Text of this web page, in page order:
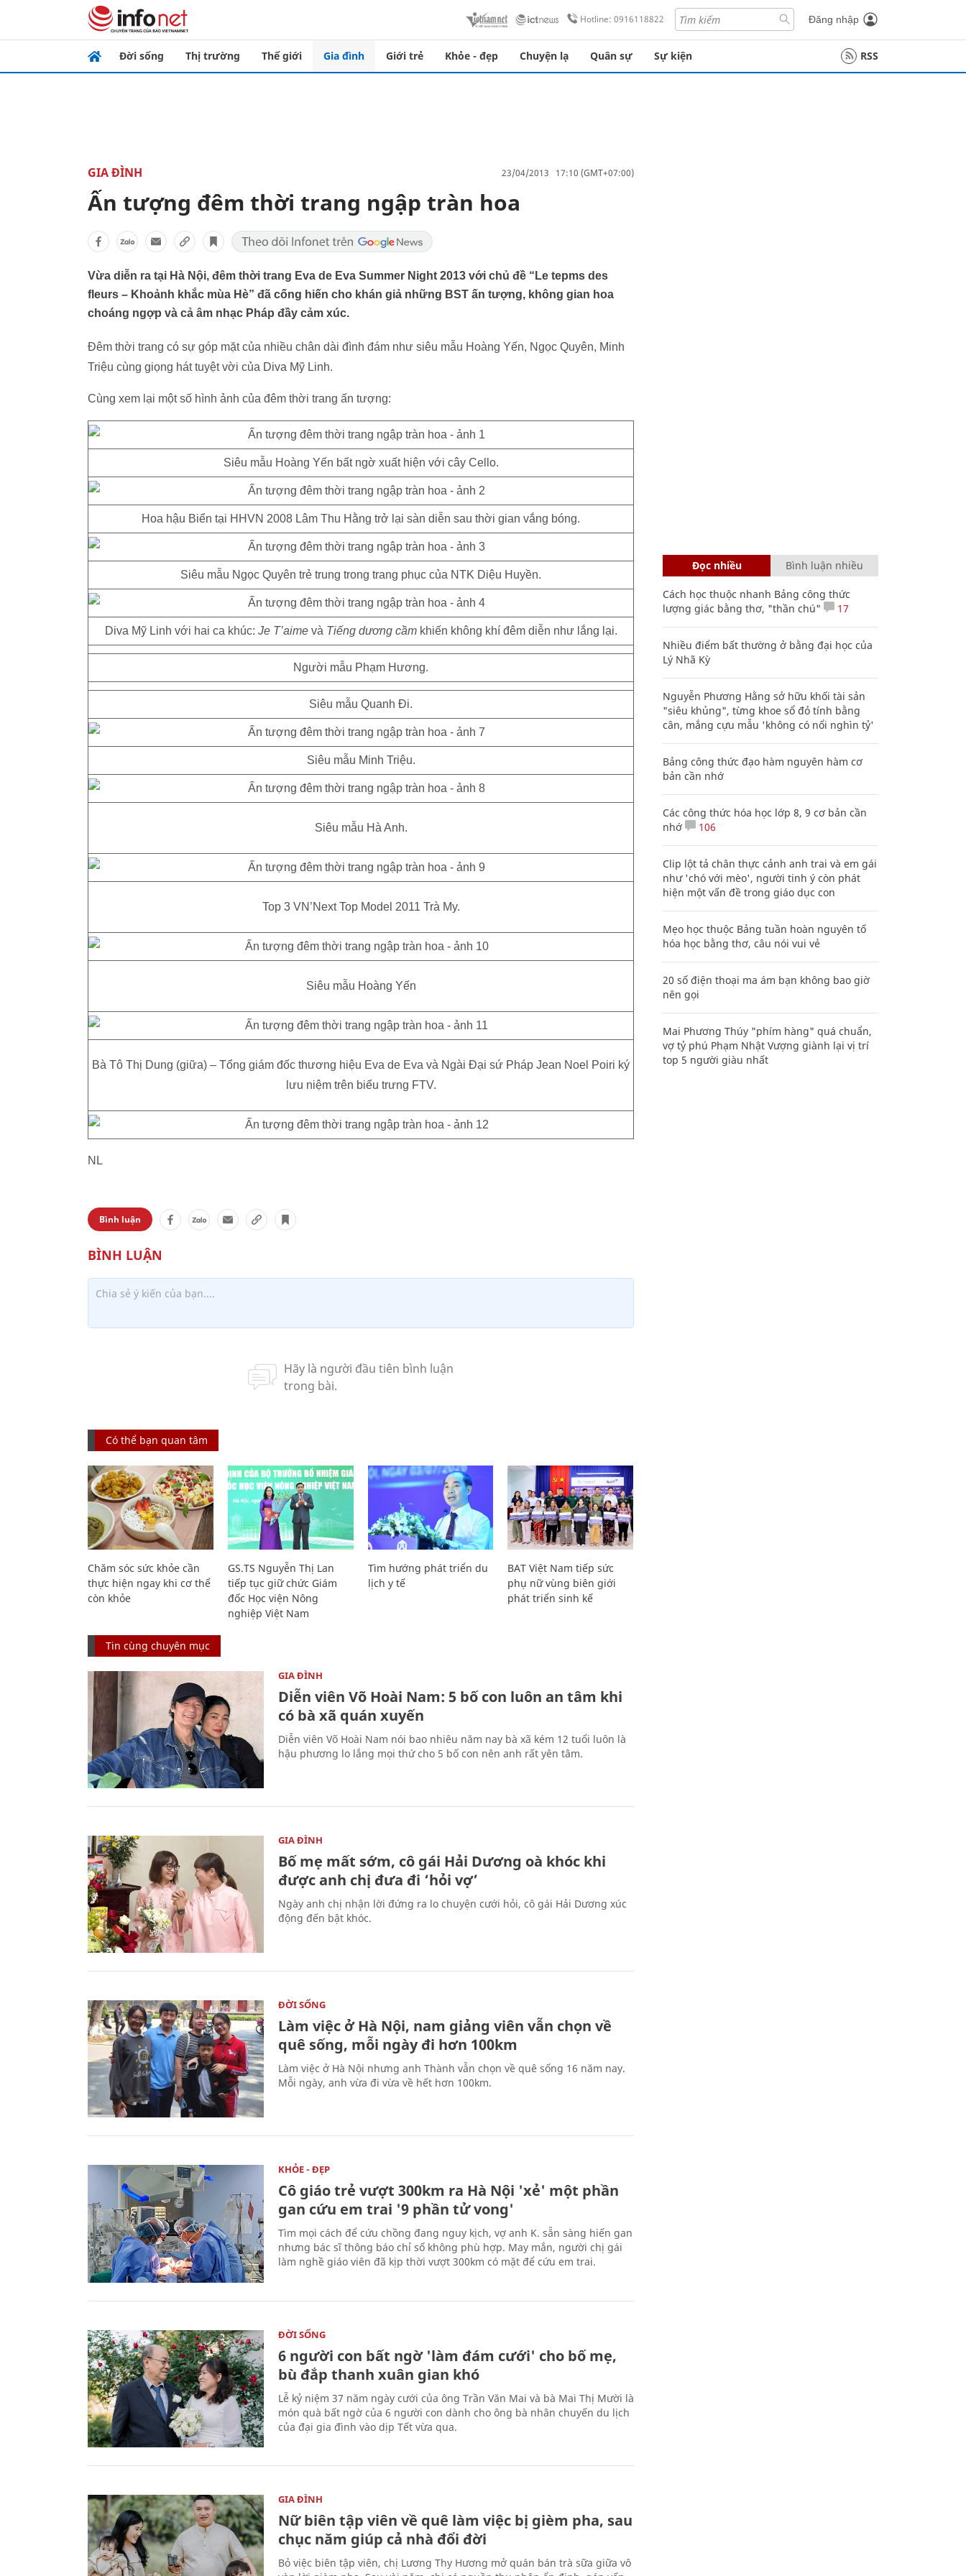
Hotline: 0916118822 Đăng nhập
Đời sống Thị trường Thế giới Gia đình Giới trẻ Khỏe - đẹp Chuyện lạ Quân sự Sự kiện RSS
GIA ĐÌNH 23/04/2013 17:10 (GMT+07:00)
Ấn tượng đêm thời trang ngập tràn hoa
Vừa diễn ra tại Hà Nội, đêm thời trang Eva de Eva Summer Night 2013 với chủ đề “Le tepms des
fleurs – Khoảnh khắc mùa Hè” đã cống hiến cho khán giả những BST ấn tượng, không gian hoa
choáng ngợp và cả âm nhạc Pháp đầy cảm xúc.
Đêm thời trang có sự góp mặt của nhiều chân dài đình đám như siêu mẫu Hoàng Yến, Ngọc Quyên, Minh
Triệu cùng giọng hát tuyệt vời của Diva Mỹ Linh.
Cùng xem lại một số hình ảnh của đêm thời trang ấn tượng:
Siêu mẫu Hoàng Yến bất ngờ xuất hiện với cây Cello.
Hoa hậu Biển tại HHVN 2008 Lâm Thu Hằng trở lại sàn diễn sau thời gian vắng bóng.
Siêu mẫu Ngọc Quyên trẻ trung trong trang phục của NTK Diệu Huyền.
Diva Mỹ Linh với hai ca khúc: Je T’aimevà Tiếng dương cầmkhiến không khí đêm diễn như lắng lại.
Người mẫu Phạm Hương.
Siêu mẫu Quanh Đi.
Siêu mẫu Minh Triệu.
Siêu mẫu Hà Anh.
Top 3 VN’Next Top Model 2011 Trà My.
Siêu mẫu Hoàng Yến
Bà Tô Thị Dung (giữa) – Tổng giám đốc thương hiệu Eva de Eva và Ngài Đại sứ Pháp Jean Noel Poiri ký
lưu niệm trên biểu trưng FTV.
NL
Bình luận
Có thể bạn quan tâm
Chăm sóc sức khỏe cần
thực hiện ngay khi cơ thể
còn khỏe
GS.TS Nguyễn Thị Lan
tiếp tục giữ chức Giám
đốc Học viện Nông
nghiệp Việt Nam
Tìm hướng phát triển du
lịch y tế
BAT Việt Nam tiếp sức
phụ nữ vùng biên giới
phát triển sinh kế
Tin cùng chuyên mục
GIA ĐÌNH
Diễn viên Võ Hoài Nam: 5 bố con luôn an tâm khi
có bà xã quán xuyến
Diễn viên Võ Hoài Nam nói bao nhiêu năm nay bà xã kém 12 tuổi luôn là
hậu phương lo lắng mọi thứ cho 5 bố con nên anh rất yên tâm.
GIA ĐÌNH
Bố mẹ mất sớm, cô gái Hải Dương oà khóc khi
được anh chị đưa đi ‘hỏi vợ’
Ngày anh chị nhận lời đứng ra lo chuyện cưới hỏi, cô gái Hải Dương xúc
động đến bật khóc.
ĐỜI SỐNG
Làm việc ở Hà Nội, nam giảng viên vẫn chọn về
quê sống, mỗi ngày đi hơn 100km
Làm việc ở Hà Nội nhưng anh Thành vẫn chọn về quê sống 16 năm nay.
Mỗi ngày, anh vừa đi vừa về hết hơn 100km.
KHỎE - ĐẸP
Cô giáo trẻ vượt 300km ra Hà Nội 'xẻ' một phần
gan cứu em trai '9 phần tử vong'
Tìm mọi cách để cứu chồng đang nguy kịch, vợ anh K. sẵn sàng hiến gan
nhưng bác sĩ thông báo chỉ số không phù hợp. May mắn, người chị gái
làm nghề giáo viên đã kịp thời vượt 300km có mặt để cứu em trai.
ĐỜI SỐNG
6 người con bất ngờ 'làm đám cưới' cho bố mẹ,
bù đắp thanh xuân gian khó
Lễ kỷ niệm 37 năm ngày cưới của ông Trần Văn Mai và bà Mai Thị Mười là
món quà bất ngờ của 6 người con dành cho ông bà nhân chuyến du lịch
của đại gia đình vào dịp Tết vừa qua.
GIA ĐÌNH
Nữ biên tập viên về quê làm việc bị gièm pha, sau
chục năm giúp cả nhà đổi đời
Bỏ việc biên tập viên, chị Lương Thy Hương mở quán bán trà sữa giữa vô
Đọc nhiều Bình luận nhiều
Cách học thuộc nhanh Bảng công thức
lượng giác bằng thơ, "thần chú"
17
Nhiều điểm bất thường ở bằng đại học của
Lý Nhã Kỳ
Nguyễn Phương Hằng sở hữu khối tài sản
"siêu khủng", từng khoe sổ đỏ tính bằng
cân, mắng cựu mẫu 'không có nổi nghìn tỷ'
Bảng công thức đạo hàm nguyên hàm cơ
bản cần nhớ
Các công thức hóa học lớp 8, 9 cơ bản cần
nhớ
106
Clip lột tả chân thực cảnh anh trai và em gái
như 'chó với mèo', người tinh ý còn phát
hiện một vấn đề trong giáo dục con
Mẹo học thuộc Bảng tuần hoàn nguyên tố
hóa học bằng thơ, câu nói vui vẻ
20 số điện thoại ma ám bạn không bao giờ
nên gọi
Mai Phương Thúy "phím hàng" quá chuẩn,
vợ tỷ phú Phạm Nhật Vượng giành lại vị trí
top 5 người giàu nhất